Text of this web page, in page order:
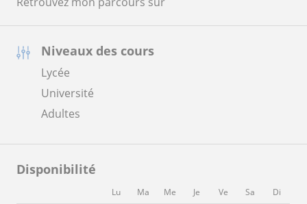
Niveaux des cours
Lycée
Université
Adultes
Disponibilité
Lu Ma Me Je Ve Sa Di